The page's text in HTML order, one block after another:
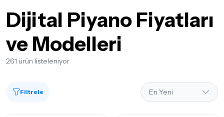
Dijital Piyano Fiyatları
ve Modelleri
261 ürün listeleniyor
Filtrele